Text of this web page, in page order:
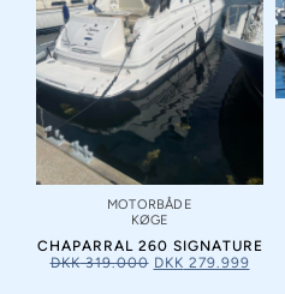
MOTORBÅDE
KØGE
CHAPARRAL 260 SIGNATURE
DKK319.000 DKK 279.999